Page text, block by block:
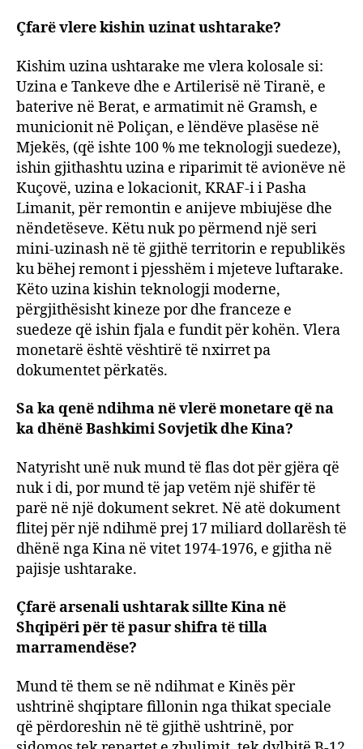
Çfarë vlere kishin uzinat ushtarake?
Kishim uzina ushtarake me vlera kolosale si:
Uzina e Tankeve dhe e Artilerisë në Tiranë, e
baterive në Berat, e armatimit në Gramsh, e
municionit në Poliçan, e lëndëve plasëse në
Mjekës, (që ishte 100 % me teknologji suedeze),
ishin gjithashtu uzina e riparimit të avionëve në
Kuçovë, uzina e lokacionit, KRAF-i i Pasha
Limanit, për remontin e anijeve mbiujëse dhe
nëndetëseve. Këtu nuk po përmend një seri
mini-uzinash në të gjithë territorin e republikës
ku bëhej remont i pjesshëm i mjeteve luftarake.
Këto uzina kishin teknologji moderne,
përgjithësisht kineze por dhe franceze e
suedeze që ishin fjala e fundit për kohën. Vlera
monetarë është vështirë të nxirret pa
dokumentet përkatës.
Sa ka qenë ndihma në vlerë monetare që na
ka dhënë Bashkimi Sovjetik dhe Kina?
Natyrisht unë nuk mund të flas dot për gjëra që
nuk i di, por mund të jap vetëm një shifër të
parë në një dokument sekret. Në atë dokument
flitej për një ndihmë prej 17 miliard dollarësh të
dhënë nga Kina në vitet 1974-1976, e gjitha në
pajisje ushtarake.
Çfarë arsenali ushtarak sillte Kina në
Shqipëri për të pasur shifra të tilla
marramendëse?
Mund të them se në ndihmat e Kinës për
ushtrinë shqiptare fillonin nga thikat speciale
që përdoreshin në të gjithë ushtrinë, por